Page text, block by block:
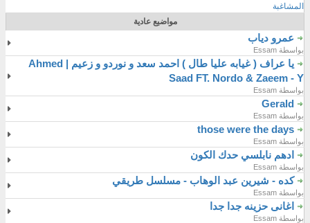
المشاغبة
مواضيع عادية
عمرو دياب
بواسطة Essam
يا عراف ( غيابه عليا طال ) احمد سعد و نوردو و زعيم | Ahmed
Saad FT. Nordo & Zaeem - Y
بواسطة Essam
Gerald
بواسطة Essam
those were the days
بواسطة Essam
ادهم نابلسي حدك الكون
بواسطة Essam
كده - شيرين عبد الوهاب - مسلسل طريقي
بواسطة Essam
اغانى حزينه جدا جدا
بواسطة Essam